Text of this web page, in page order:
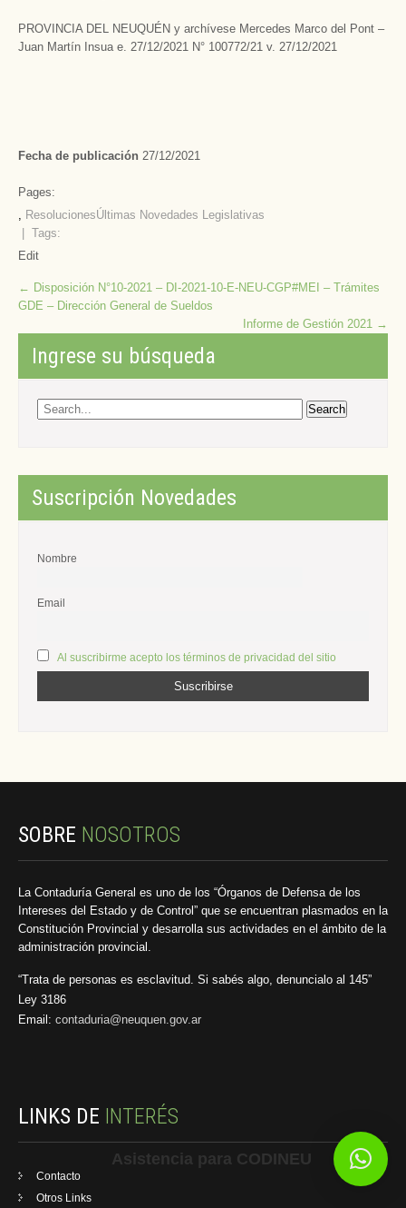
PROVINCIA DEL NEUQUÉN y archívese Mercedes Marco del Pont –
Juan Martín Insua e. 27/12/2021 N° 100772/21 v. 27/12/2021
Fecha de publicación 27/12/2021
Pages:
, ResolucionesÚltimas Novedades Legislativas
| Tags:
Edit
Post
navigation
← Disposición N°10-2021 – DI-2021-10-E-NEU-CGP#MEI – Trámites
GDE – Dirección General de Sueldos
Informe de Gestión 2021 →
Ingrese su búsqueda
Suscripción Novedades
Nombre
Email
Al suscribirme acepto los términos de privacidad del sitio
SOBRE NOSOTROS
La Contaduría General es uno de los “Órganos de Defensa de los
Intereses del Estado y de Control” que se encuentran plasmados en la
Constitución Provincial y desarrolla sus actividades en el ámbito de la
administración provincial.
“Trata de personas es esclavitud. Si sabés algo, denuncialo al 145”
Ley 3186
Email: contaduria@neuquen.gov.ar
LINKS DE INTERÉS
Contacto
Otros Links
Asistencia para CODINEU